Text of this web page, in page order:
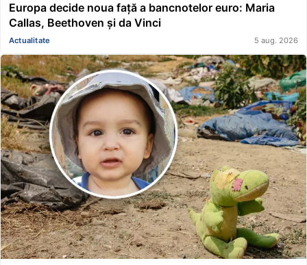
Europa decide noua față a bancnotelor euro: Maria
Callas, Beethoven și da Vinci
Actualitate 5 aug. 2026